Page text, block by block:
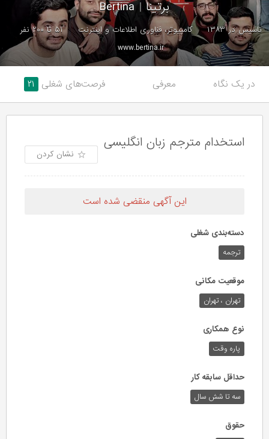
برتینا |
Bertina
تاسیس در ۱۳۸۳ کامپیوتر، فناوری اطلاعات و اینترنت
۵۱ تا ۲۰۰ نفر
www.bertina.ir
در یک نگاه معرفی فرصت‌های شغلی ۲۱
استخدام مترجم زبان انگلیسی
نشان کردن
این آگهی منقضی شده است
دسته‌بندی شغلی
ترجمه
موقعیت مکانی
تهران ، تهران
نوع همکاری
پاره وقت
حداقل سابقه کار
سه تا شش سال
حقوق